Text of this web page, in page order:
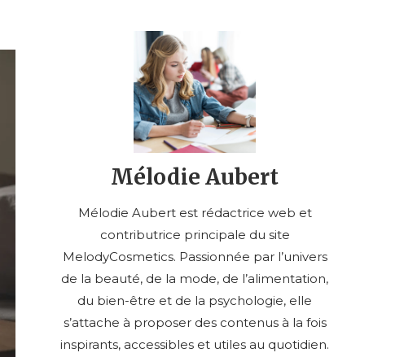
Mélodie Aubert
Mélodie Aubert est rédactrice web et
contributrice principale du site
MelodyCosmetics. Passionnée par l’univers
de la beauté, de la mode, de l’alimentation,
du bien-être et de la psychologie, elle
s’attache à proposer des contenus à la fois
inspirants, accessibles et utiles au quotidien.